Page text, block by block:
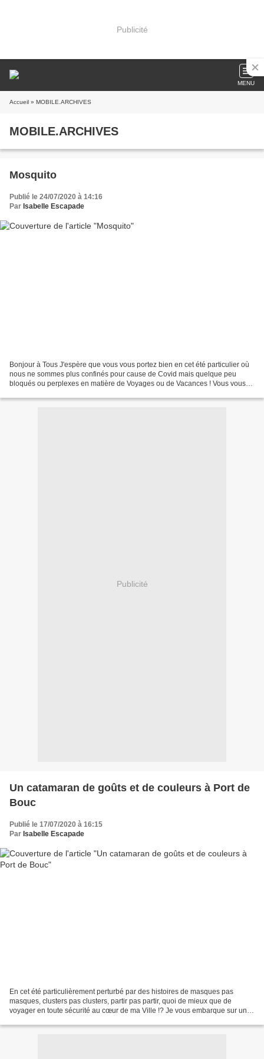
Publicité
MENU
Accueil » MOBILE.ARCHIVES
MOBILE.ARCHIVES
Mosquito
Publié le 24/07/2020 à 14:16
Par Isabelle Escapade
Bonjour à Tous J'espère que vous vous portez bien en cet été particulier où
nous ne sommes plus confinés pour cause de Covid mais quelque peu
bloqués ou perplexes en matière de Voyages ou de Vacances ! Vous vous
Publicité
Un catamaran de goûts et de couleurs à Port de
Bouc
Publié le 17/07/2020 à 16:15
Par Isabelle Escapade
En cet été particulièrement perturbé par des histoires de masques pas
masques, clusters pas clusters, partir pas partir, quoi de mieux que de
voyager en toute sécurité au cœur de ma Ville !? Je vous embarque sur un